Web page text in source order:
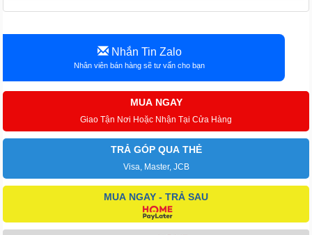
Nhắn Tin Zalo
Nhân viên bán hàng sẽ tư vấn cho bạn
MUA NGAY
Giao Tận Nơi Hoặc Nhận Tại Cửa Hàng
TRẢ GÓP QUA THẺ
Visa, Master, JCB
MUA NGAY - TRẢ SAU